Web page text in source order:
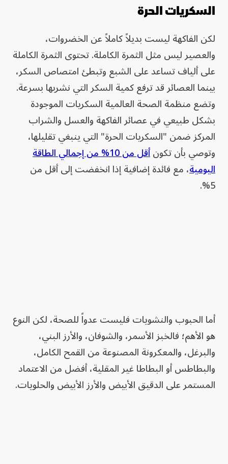
السكريات الحرة
لكن الفاكهة ليست بديلاً كاملاً عن الخضروات،
والعصير ليس مثل الثمرة الكاملة. تحتوى الثمرة الكاملة
على ألياف تساعد على الشبع وتبطئ امتصاص السكر،
بينما العصائر قد ترفع كمية السكر التي نشربها بسرعة.
وتضع منظمة الصحة العالمية السكريات الموجودة
بشكل طبيعي في عصائر الفاكهة والعسل والشراب
المركز ضمن "السكريات الحرة" التي ينبغي تقليلها،
وتوصي بأن تكون
أقل من 10% من إجمالي الطاقة
اليومية، مع فائدة إضافية إذا انخفضت إلى أقل من
5%.
أما الحبوب والنشويات فليست عدواً للصحة، لكن النوع
هو الأهم؛ فالخبز الأسمر، والشوفان، والأرز البني،
والبرغل، والمعكرونة المصنوعة من القمح الكامل،
والبطاطس أو البطاطا غير المقلية، أفضل من الاعتماد
المستمر على الدقيق الأبيض والأرز الأبيض والحلويات.